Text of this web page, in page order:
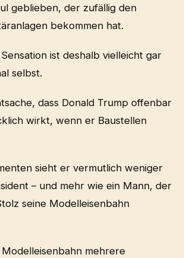
geblieben, der zufällig den
bekommen hat.
ist deshalb vielleicht gar
selbst.
dass Donald Trump offenbar
wirkt, wenn er Baustellen
sieht er vermutlich weniger
– und mehr wie ein Mann, der
seine Modelleisenbahn
Modelleisenbahn mehrere